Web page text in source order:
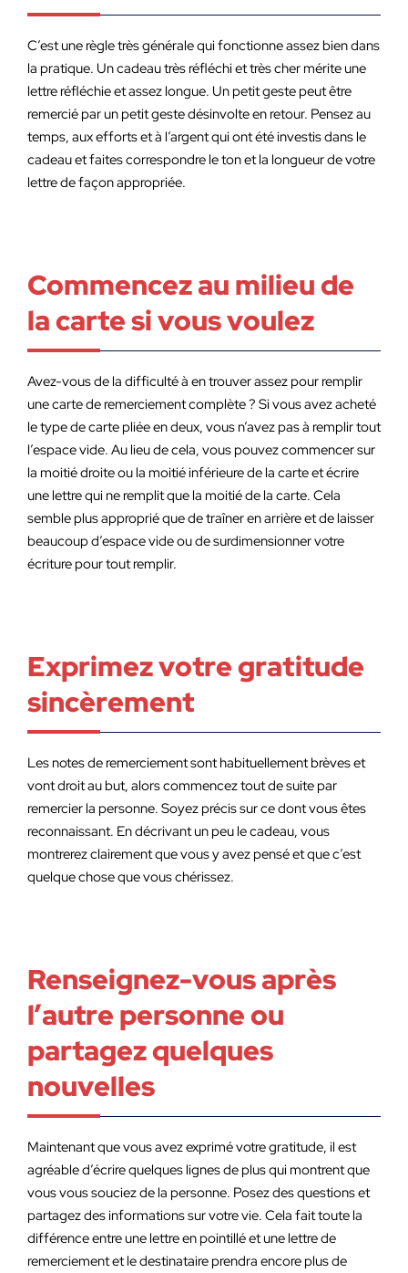
C’est une règle très générale qui fonctionne assez bien dans
la pratique. Un cadeau très réfléchi et très cher mérite une
lettre réfléchie et assez longue. Un petit geste peut être
remercié par un petit geste désinvolte en retour. Pensez au
temps, aux efforts et à l’argent qui ont été investis dans le
cadeau et faites correspondre le ton et la longueur de votre
lettre de façon appropriée.
Commencez au milieu de
la carte si vous voulez
Avez-vous de la difficulté à en trouver assez pour remplir
une carte de remerciement complète ? Si vous avez acheté
le type de carte pliée en deux, vous n’avez pas à remplir tout
l’espace vide. Au lieu de cela, vous pouvez commencer sur
la moitié droite ou la moitié inférieure de la carte et écrire
une lettre qui ne remplit que la moitié de la carte. Cela
semble plus approprié que de traîner en arrière et de laisser
beaucoup d’espace vide ou de surdimensionner votre
écriture pour tout remplir.
Exprimez votre gratitude
sincèrement
Les notes de remerciement sont habituellement brèves et
vont droit au but, alors commencez tout de suite par
remercier la personne. Soyez précis sur ce dont vous êtes
reconnaissant. En décrivant un peu le cadeau, vous
montrerez clairement que vous y avez pensé et que c’est
quelque chose que vous chérissez.
Renseignez-vous après
l’autre personne ou
partagez quelques
nouvelles
Maintenant que vous avez exprimé votre gratitude, il est
agréable d’écrire quelques lignes de plus qui montrent que
vous vous souciez de la personne. Posez des questions et
partagez des informations sur votre vie. Cela fait toute la
différence entre une lettre en pointillé et une lettre de
remerciement et le destinataire prendra encore plus de